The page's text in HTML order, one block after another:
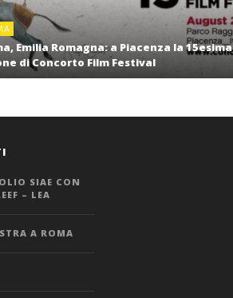
Emilia Romagna: a Piacenza la 15esima
di Concorto Film Festival
SIAE CON
– LEA
A ROMA